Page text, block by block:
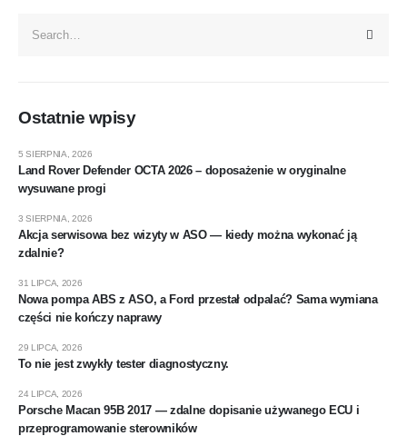
Ostatnie wpisy
Land Rover Defender OCTA 2026 – doposażenie w oryginalne
wysuwane progi
5 SIERPNIA, 2026
Akcja serwisowa bez wizyty w ASO — kiedy można wykonać ją
zdalnie?
3 SIERPNIA, 2026
Nowa pompa ABS z ASO, a Ford przestał odpalać? Sama wymiana
części nie kończy naprawy
31 LIPCA, 2026
To nie jest zwykły tester diagnostyczny.
29 LIPCA, 2026
Porsche Macan 95B 2017 — zdalne dopisanie używanego ECU i
przeprogramowanie sterowników
24 LIPCA, 2026